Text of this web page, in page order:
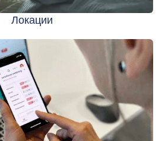
Локации